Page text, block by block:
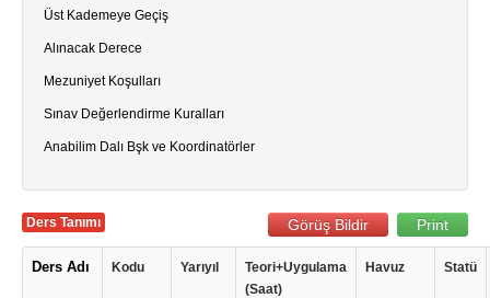
Üst Kademeye Geçiş
Alınacak Derece
Mezuniyet Koşulları
Sınav Değerlendirme Kuralları
Anabilim Dalı Bşk ve Koordinatörler
Görüş Bildir Print
Ders Tanımı
Ders Adı Kodu Yarıyıl
Teori+Uygulama
(Saat)
Havuz Statü